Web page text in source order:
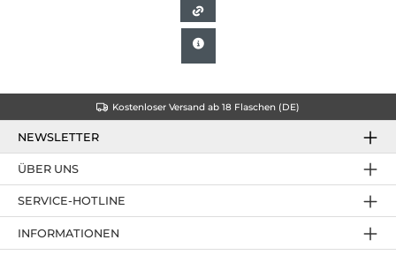
Kostenloser Versand ab 18 Flaschen (DE)
NEWSLETTER
SERVICE-HOTLINE
ÜBER UNS
INFORMATIONEN